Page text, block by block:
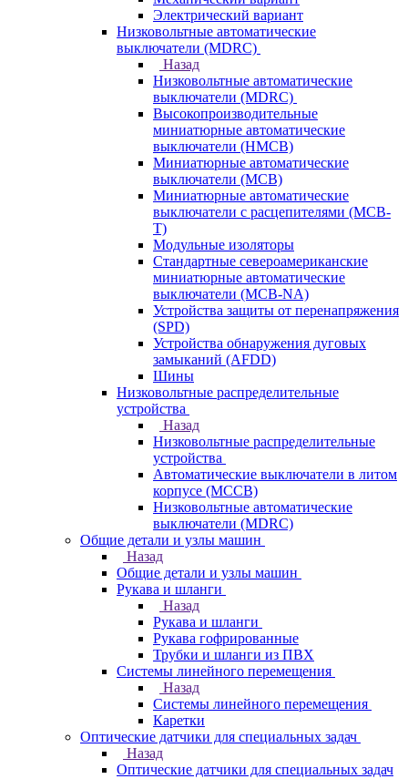
Электрический вариант
Низковольтные автоматические
выключатели (MDRC)
Назад
Низковольтные автоматические
выключатели (MDRC)
Высокопроизводительные
миниатюрные автоматические
выключатели (HMCB)
Миниатюрные автоматические
выключатели (MCB)
Миниатюрные автоматические
выключатели с расцепителями (MCB-
T)
Модульные изоляторы
Стандартные североамериканские
миниатюрные автоматические
выключатели (MCB-NA)
Устройства защиты от перенапряжения
(SPD)
Устройства обнаружения дуговых
замыканий (AFDD)
Шины
Низковольтные распределительные
устройства
Назад
Низковольтные распределительные
устройства
Автоматические выключатели в литом
корпусе (MCCB)
Низковольтные автоматические
выключатели (MDRC)
Общие детали и узлы машин
Назад
Общие детали и узлы машин
Рукава и шланги
Назад
Рукава и шланги
Рукава гофрированные
Трубки и шланги из ПВХ
Системы линейного перемещения
Назад
Системы линейного перемещения
Каретки
Оптические датчики для специальных задач
Назад
Оптические датчики для специальных задач